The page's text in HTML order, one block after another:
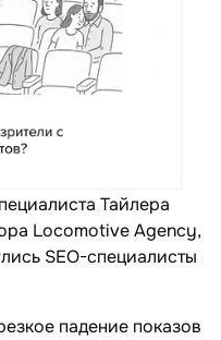
Тайлера
Locomotive Agency,
SEO-специалисты
падение показов